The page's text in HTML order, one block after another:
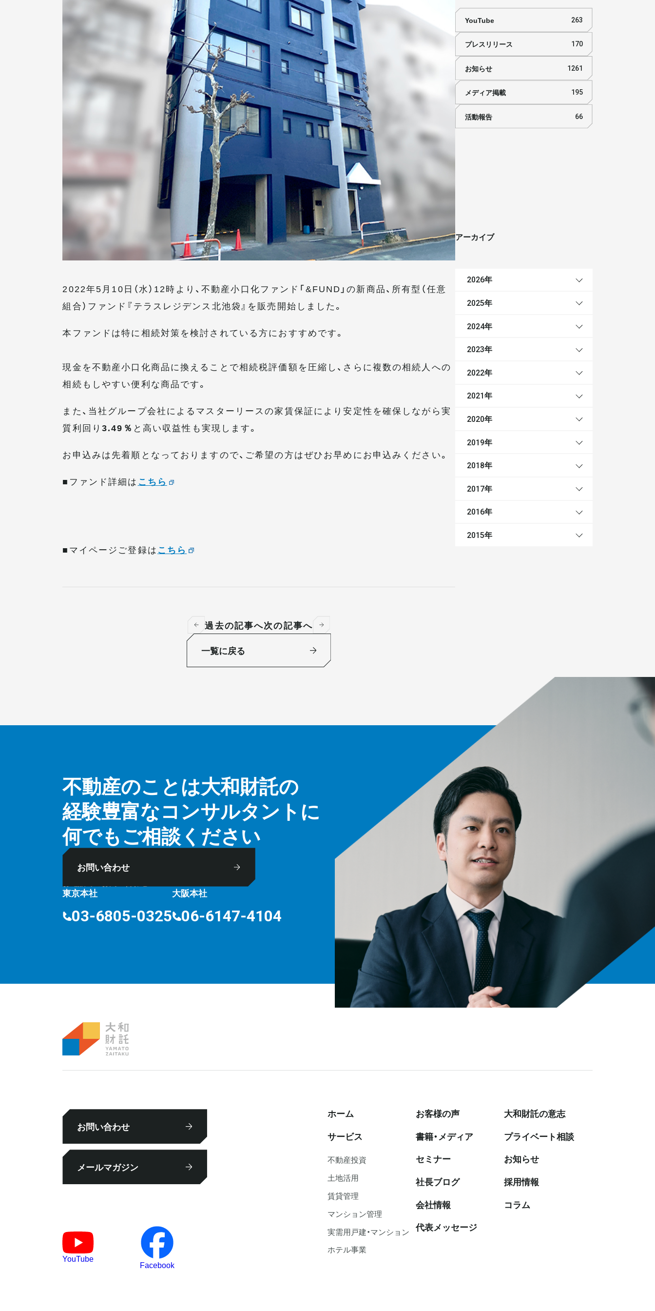
2022年5月10日（水）12時より、不動産小口化ファンド「&FUND」の新商品、所有型（任意
組合）ファンド『テラスレジデンス北池袋』を販売開始しました。
本ファンドは特に相続対策を検討されている方におすすめです。
現金を不動産小口化商品に換えることで相続税評価額を圧縮し、さらに複数の相続人への
相続もしやすい便利な商品です。
また、当社グループ会社によるマスターリースの家賃保証により安定性を確保しながら実
質利回り3.49％ と高い収益性も実現します。
お申込みは先着順となっておりますので、ご希望の方はぜひお早めにお申込みください。
■ファンド詳細は こちら
■マイページご登録はこちら
過去の記事へ次の記事へ
一覧に戻る
YouTube 263
プレスリリース 170
お知らせ 1261
メディア掲載 195
活動報告 66
アーカイブ
2026年
2025年
2024年
2023年
2022年
2021 年
2020年
2019年
2018年
2017年
2016年
2015年
不動産のことは大和財託の
経験豊富なコンサルタントに
何でもご相談ください
お問い合わせ
東京本社
03-6805-0325
大阪本社
06-6147-4104
ホーム
サービス
不動産投資
⼟地活⽤
賃貸管理
マンション管理
実需用戸建・マンション
ホテル事業
お客様の声
書籍・メディア
セミナー
社⻑ブログ
会社情報
代表メッセージ
大和財託の意志
プライベート相談
お知らせ
採⽤情報
コラム
お問い合わせ
メールマガジン
YouTube
Facebook